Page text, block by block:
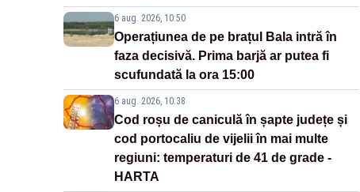
6 aug. 2026, 10:50
Operațiunea de pe brațul Bala intră în
faza decisivă. Prima barjă ar putea fi
scufundată la ora 15:00
6 aug. 2026, 10:38
Cod roșu de caniculă în șapte județe și
cod portocaliu de vijelii în mai multe
regiuni: temperaturi de 41 de grade -
HARTA